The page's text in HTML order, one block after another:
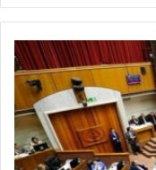
Votación
del
cuarto
retiro
10%
se